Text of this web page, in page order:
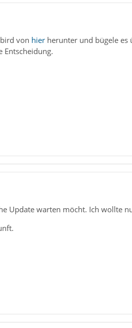
von hierherunter und bügele es
Entscheidung.
Update warten möcht. Ich wollte